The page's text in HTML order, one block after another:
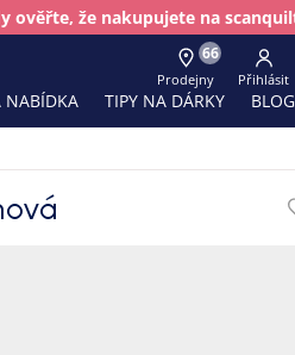
ověřte, že nakupujete na
NABÍDKA TIPY NA DÁRKY BLOG
66
Prodejny Přihlásit